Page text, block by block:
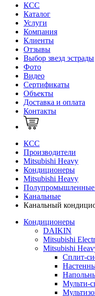
КСС
Каталог
Услуги
Компания
Клиенты
Oтзывы
Выбор звезд эстрады
Фото
Видео
Сертификаты
Объекты
Доставка и оплата
Контакты
КСС
Производители
Mitsubishi Heavy
Кондиционеры
Mitsubishi Heavy
Полупромышленные
Канальные
Канальный
Кондиционеры
DAIKIN
Mitsubishi
Mitsubishi
Сплит-
Мульти-